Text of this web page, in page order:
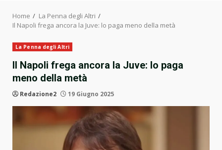
Home
La Penna degli Altri
Il Napoli frega ancora la Juve: lo paga meno della metà
La Penna degli Altri
Il Napoli frega ancora la Juve: lo paga
meno della metà
Redazione2 19 Giugno 2025